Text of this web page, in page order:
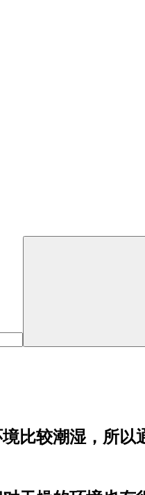
比较潮湿，所